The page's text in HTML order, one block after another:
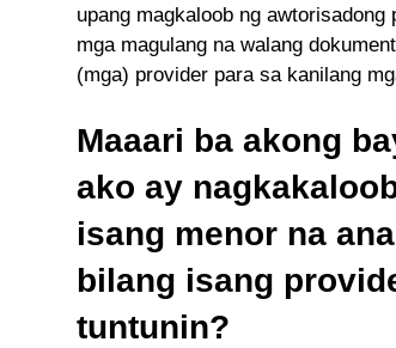
upang magkaloob ng
mga magulang na walang
(mga) provider para sa kanilang
Maaari ba akong
ako ay
isang menor na
bilang isang
tuntunin?